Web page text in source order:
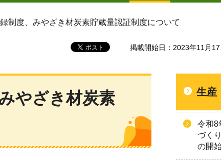
制度、みやざき材炭素貯蔵量認証制度について
掲載開始日：2023年11月17
やざき材炭素
生産
令和8
づく
の開